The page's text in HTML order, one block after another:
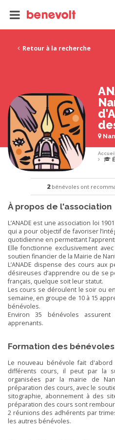
Retour à la recherche
Accueil
2bénévoles ont
À propos de l'association
L’ANADE est une association loi
qui a pour objectif de favoriser
quotidienne en permettant
Elle fonctionne exclusivement
soutien financier de la Mairie de
L’ANADE dispense des cours
désireuses d’apprendre ou de se
français, quelque soit leur statut.
Les cours se déroulent le soir ou
semaine, en groupe de 10 à 15
bénévoles.
Environ 35 bénévoles
apprenants.
Formation des bénévoles
Le nouveau bénévole fait
différents cours, il peut par la
organisées par la mairie de
préparation des cours, avec le
sitographie, abonnement à des
préparation des cours sont
2 réunions des adhérents par
les autres bénévoles.